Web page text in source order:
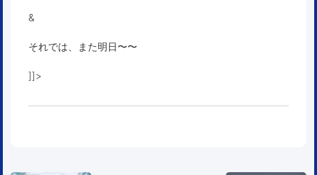
&
それでは、また明日〜〜
]]>